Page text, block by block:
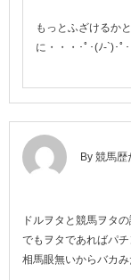
もっとふざけるか
に・・・･ﾟ･(ﾉ-`)･ﾟ･
By 競馬
ドルヲタと競馬ヲタ
でもヲタであればパ
相馬眼無いからバカ